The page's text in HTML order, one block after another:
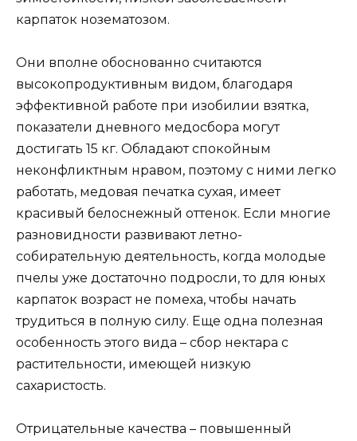
карпаток нозематозом.
Они вполне обоснованно считаются
высокопродуктивным видом, благодаря
эффективной работе при изобилии взятка,
показатели дневного медосбора могут
достигать 15 кг. Обладают спокойным
неконфликтным нравом, поэтому с ними легко
работать, медовая печатка сухая, имеет
красивый белоснежный оттенок. Если многие
разновидности развивают летно-
собирательную деятельность, когда молодые
пчелы уже достаточно подросли, то для юных
карпаток возраст не помеха, чтобы начать
трудиться в полную силу. Еще одна полезная
особенность этого вида – сбор нектара с
растительности, имеющей низкую
сахаристость.
Отрицательные качества – повышенный